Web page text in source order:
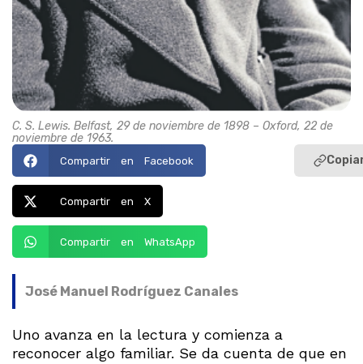
C. S. Lewis. Belfast, 29 de noviembre de 1898 – Oxford, 22 de
noviembre de 1963.
Compartir en Facebook
Compartir en X
Compartir en WhatsApp
José Manuel Rodríguez Canales
Uno avanza en la lectura y comienza a
reconocer algo familiar. Se da cuenta de que en